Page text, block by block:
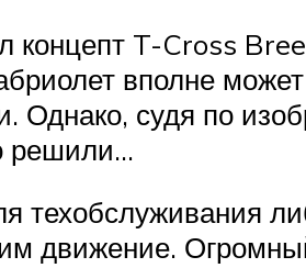
T-Cross
вполне
Однако, судя по
решили…
техобслуживания
движение.